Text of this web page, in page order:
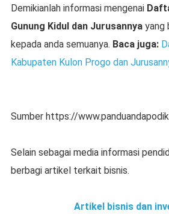
Demikianlah informasi mengenai
Gunung Kidul dan Jurusannyayang
kepada anda semuanya. Baca juga:
Kabupaten Kulon Progo dan
Sumber https://
Selain sebagai media informasi
berbagi artikel terkait bisnis.
Artikel bisnis dan